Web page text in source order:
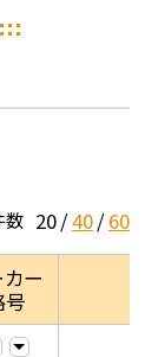
数 20 40 60
ー
号